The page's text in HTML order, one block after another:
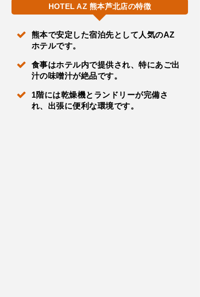
HOTEL AZ 熊本芦北店の特徴
熊本で安定した宿泊先として人気のAZ
ホテルです。
食事はホテル内で提供され、特にあご出
汁の味噌汁が絶品です。
1階には乾燥機とランドリーが完備さ
れ、出張に便利な環境です。